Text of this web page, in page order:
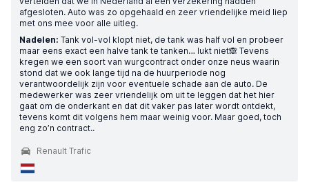
afgesloten. Auto was zo opgehaald en zeer vriendelijke meid liep
met ons mee voor alle uitleg.
Nadelen: Tank vol-vol klopt niet, de tank was half vol en probeer
maar eens exact een halve tank te tanken… lukt niet🙈 Tevens
kregen we een soort van wurgcontract onder onze neus waarin
stond dat we ook lange tijd na de huurperiode nog
verantwoordelijk zijn voor eventuele schade aan de auto. De
medewerker was zeer vriendelijk om uit te leggen dat het hier
gaat om de onderkant en dat dit vaker pas later wordt ontdekt,
tevens komt dit volgens hem maar weinig voor. Maar goed, toch
eng zo’n contract..
Renault Trafic